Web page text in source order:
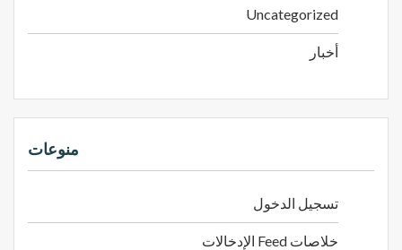
Uncategorized
أخبار
منوعات
تسجيل الدخول
خلاصات Feed الإدخالات